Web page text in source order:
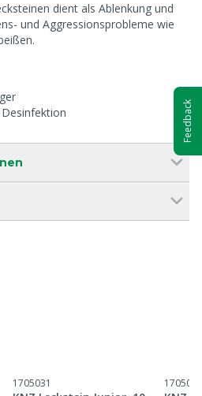
dient als Ablenkung und
und Aggressionsprobleme wie
1705031 1705032
Feedback